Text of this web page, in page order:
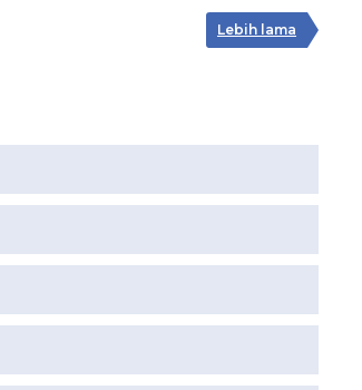
Lebih lama